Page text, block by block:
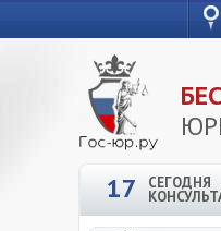
17 СЕГОДНЯ